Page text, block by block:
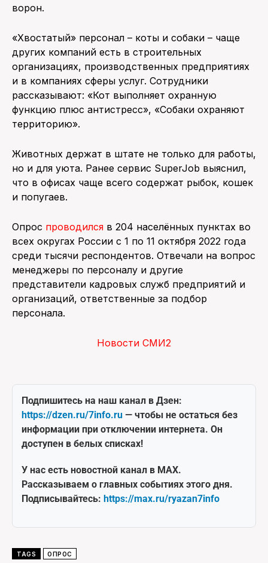
ворон.
«Хвостатый» персонал – коты и собаки – чаще
других компаний есть в строительных
организациях, производственных предприятиях
и в компаниях сферы услуг. Сотрудники
рассказывают: «Кот выполняет охранную
функцию плюс антистресс», «Собаки охраняют
территорию».
Животных держат в штате не только для работы,
но и для уюта. Ранее сервис SuperJob выяснил,
что в офисах чаще всего содержат рыбок, кошек
и попугаев.
Опрос проводился в 204 населённых пунктах во
всех округах России с 1 по 11 октября 2022 года
среди тысячи респондентов. Отвечали на вопрос
менеджеры по персоналу и другие
представители кадровых служб предприятий и
организаций, ответственные за подбор
персонала.
Новости СМИ2
Подпишитесь на наш канал в Дзен:
https://dzen.ru/7info.ru — чтобы не остаться без
информации при отключении интернета. Он
доступен в белых списках!
У нас есть новостной канал в MAX.
Рассказываем о главных событиях этого дня.
Подписывайтесь: https://max.ru/ryazan7info
TAGS ОПРОС